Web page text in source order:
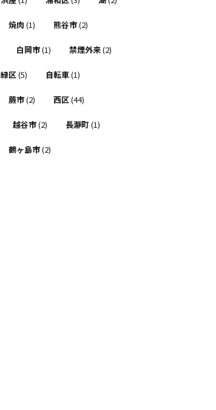
焼肉 (1) 熊谷市(2)
白岡市(1) 禁煙外来(2)
緑区(5) 自転車(1)
蕨市(2) 西区(44)
越谷市(2) 長瀞町(1)
鶴ヶ島市(2)